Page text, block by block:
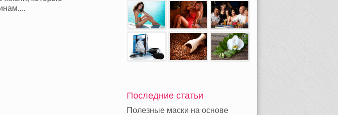
Последние статьи
Полезные маски на основе